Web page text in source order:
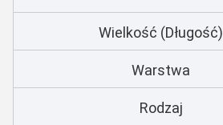
Wielkość (Długość)
Warstwa
Rodzaj